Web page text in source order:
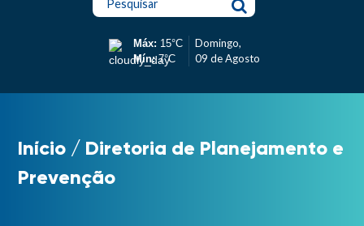
Pesquisar
Máx: 15°C
Mín:7°C
Domingo,
09 de Agosto
Início / Diretoria de Planejamento e
Prevenção